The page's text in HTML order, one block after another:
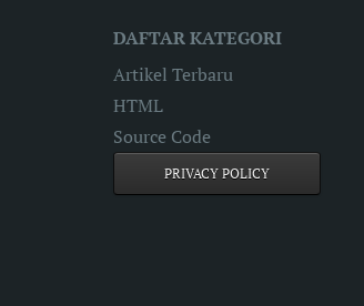
DAFTAR KATEGORI
Artikel Terbaru
HTML
Source Code
PRIVACY POLICY